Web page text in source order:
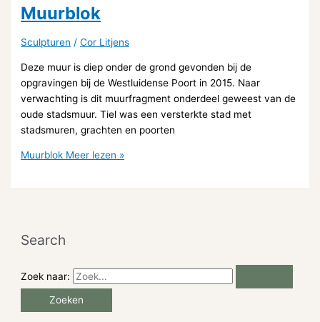
Muurblok
Sculpturen /Cor Litjens
Deze muur is diep onder de grond gevonden bij de
opgravingen bij de Westluidense Poort in 2015. Naar
verwachting is dit muurfragment onderdeel geweest van de
oude stadsmuur. Tiel was een versterkte stad met
stadsmuren, grachten en poorten
Muurblok Meer lezen »
Search
Zoek naar: